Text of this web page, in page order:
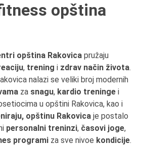
opština
opština Rakovica pružaju
, trening i zdrav način života.
nalazi se veliki broj modernih
za snagu, kardio treninge i
u opštini Rakovica, kao i
opštinu Rakovica je postalo
personalni treninzi, časovi joge,
programi za sve nivoe kondicije.